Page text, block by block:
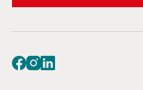
Besök oss på facebook
Besök oss på instagram
Besök oss på linkedin